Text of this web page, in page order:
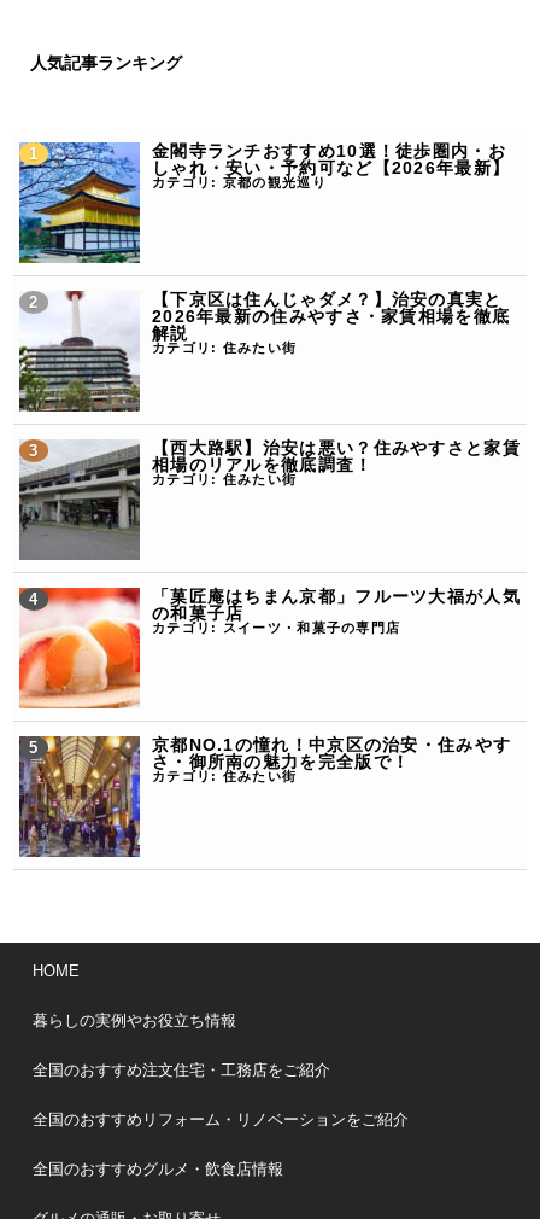
人気記事ランキング
金閣寺ランチおすすめ10選！徒歩圏内・お
しゃれ・安い・予約可など【2026年最新】
カテゴリ: 京都の観光巡り
【下京区は住んじゃダメ？】治安の真実と
2026年最新の住みやすさ・家賃相場を徹底
解説
カテゴリ: 住みたい街
【西大路駅】治安は悪い？住みやすさと家賃
相場のリアルを徹底調査！
カテゴリ: 住みたい街
「菓匠庵はちまん京都」フルーツ大福が人気
の和菓子店
カテゴリ: スイーツ・和菓子の専門店
京都NO.1の憧れ！中京区の治安・住みやす
さ・御所南の魅力を完全版で！
カテゴリ: 住みたい街
HOME
暮らしの実例やお役立ち情報
全国のおすすめ注文住宅・工務店をご紹介
全国のおすすめリフォーム・リノベーションをご紹介
全国のおすすめグルメ・飲食店情報